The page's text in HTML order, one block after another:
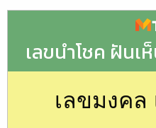
เลขนำโชค ฝันเ
เลขมงค